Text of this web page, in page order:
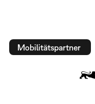
Mobilitätspartner